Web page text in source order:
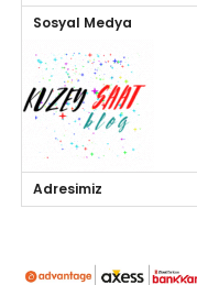
Sosyal Medya
Adresimiz